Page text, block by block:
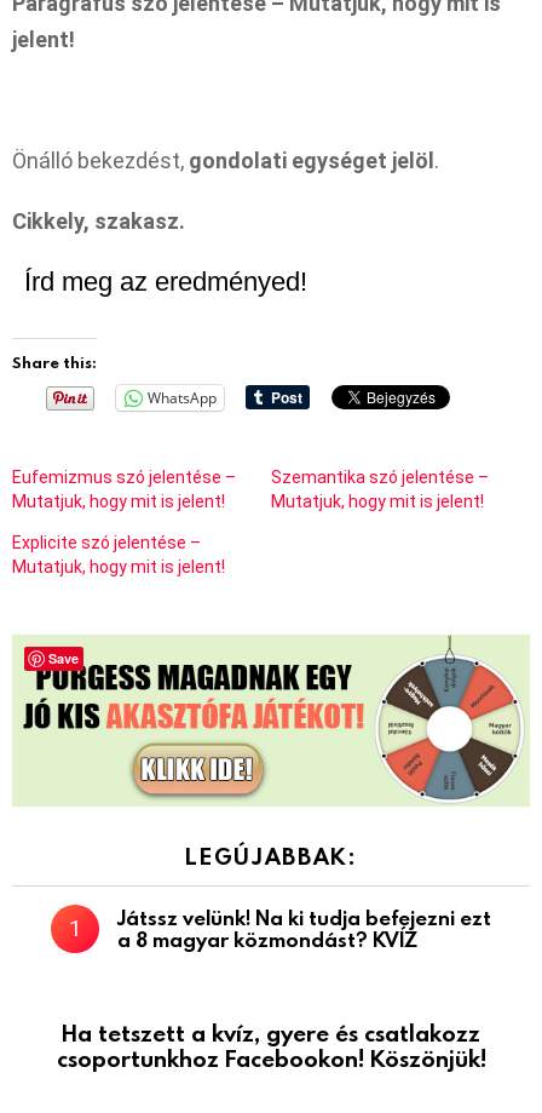
jelent!
Önálló bekezdést, gondolati egységet jelöl.
Cikkely, szakasz.
Írd meg az eredményed!
Share this:
WhatsApp
Eufemizmus szó jelentése –
Mutatjuk, hogy mit is jelent!
Szemantika szó jelentése –
Mutatjuk, hogy mit is jelent!
Explicite szó jelentése –
Mutatjuk, hogy mit is jelent!
LEGÚJABBAK:
Játssz velünk! Na ki tudja befejezni ezt
a 8 magyar közmondást? KVÍZ
Ha tetszett a kvíz, gyere és csatlakozz
csoportunkhoz Facebookon! Köszönjük!
Save